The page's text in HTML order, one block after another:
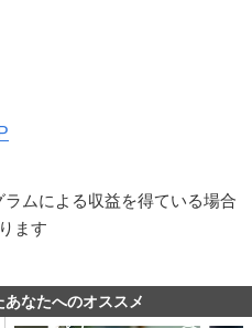
ムによる収益を得ている場合
ます
なたへのオススメ